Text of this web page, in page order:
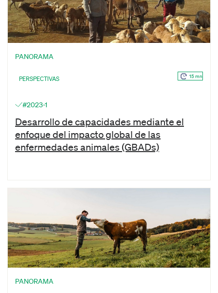
PANORAMA
PERSPECTIVAS 15 mn
#2023-1
Desarrollo de capacidades mediante el
enfoque del impacto global de las
enfermedades animales (GBADs)
PANORAMA